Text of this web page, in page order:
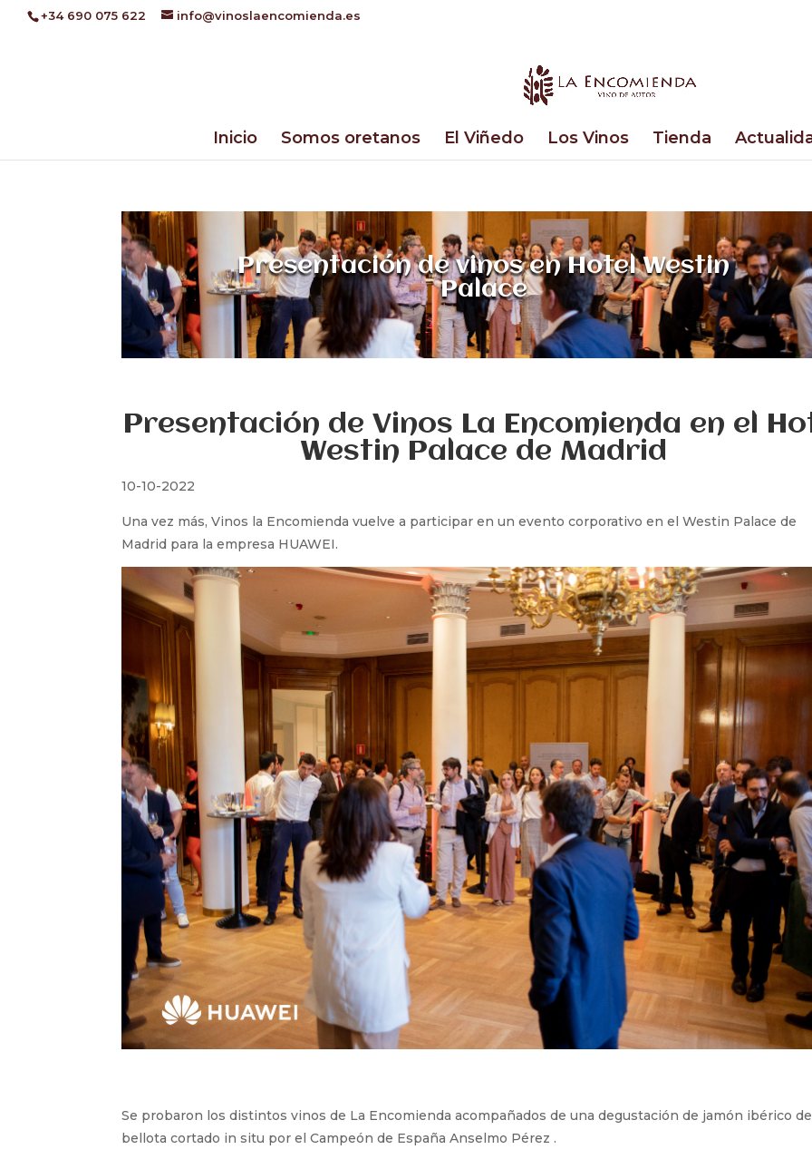
+34 690 075 622 info@vinoslaencomienda.es
Inicio Somos oretanos El Viñedo Los Vinos Tienda
Presentación de vinos en Hotel Westin
Palace
Presentación de Vinos La Encomienda en el
Westin Palace de Madrid
10-10-2022
Una vez más, Vinos la Encomienda vuelve a participar en un evento corporativo en el Westin Palace de
Madrid para la empresa HUAWEI.
Se probaron los distintos vinos de La Encomienda acompañados de una degustación de jamón ibérico de
bellota cortado in situ por el Campeón de España Anselmo Pérez .